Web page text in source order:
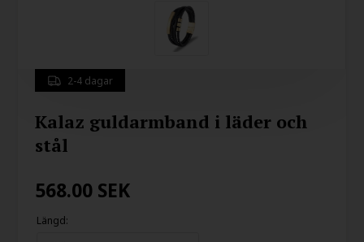
2-4 dagar
Kalaz guldarmband i läder och
stål
568.00 SEK
Längd: